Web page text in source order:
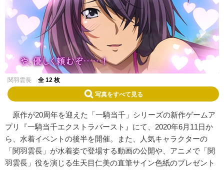
関羽雲長 全 12 枚
写真をすべて見る
原作が20周年を迎えた「一騎当千」シリーズの新作ゲームア
プリ『一騎当千エクストラバースト』にて、2020年6月11日か
ら、水着イベントの後半を開催。また、人気キャラクターの
「関羽雲長」が水着姿で登場する動画の公開や、アニメで「関
羽雲長」役を演じる生天目仁美の直筆サイン色紙のプレゼント